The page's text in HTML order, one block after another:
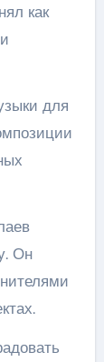
как
для
Он